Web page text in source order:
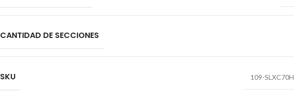
CANTIDAD DE SECCIONES
SKU 109-